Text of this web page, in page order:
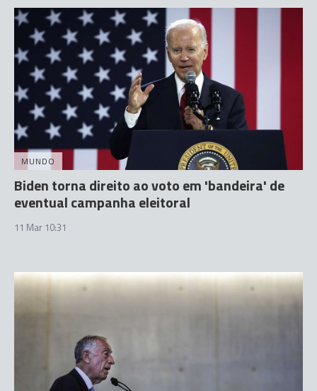
MUNDO
Biden torna direito ao voto em 'bandeira' de
eventual campanha eleitoral
11 Mar 10:31